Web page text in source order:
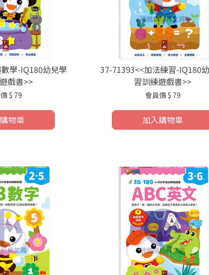
學-IQ180幼兒學
戲書>>
$ 79
物車
37-71393<<加法練習-IQ180
習訓練遊戲書>>
會員價 $ 79
加入購物車